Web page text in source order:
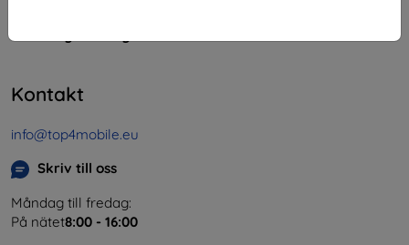
Kontakt
info@top4mobile.eu
Skriv till oss
Måndag till fredag:
På nätet8:00 - 16:00